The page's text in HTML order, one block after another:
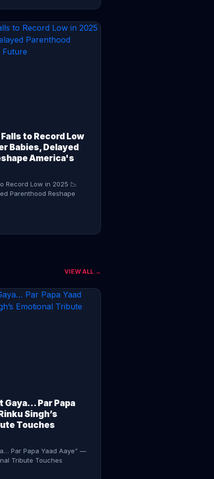
to Record Low
Babies, Delayed
America's
Record Low in 2025 📉
Parenthood Reshape
→
VIEW ALL →
Gaya… Par Papa
Singh’s
Touches
Par Papa Yaad Aaye” —
Tribute Touches